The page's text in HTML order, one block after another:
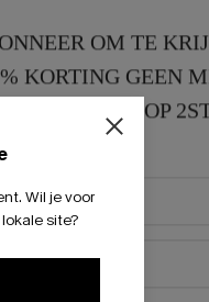
Wil je voor
site?
OM TE
KORTING GEEN
15% KORTING OP